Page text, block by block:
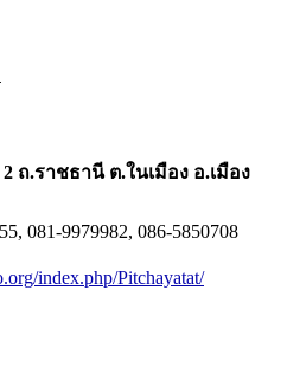
ถ.ราชธานี ต.ในเมือง อ.เมือง
081-9979982, 086-5850708
index.php/Pitchayatat/